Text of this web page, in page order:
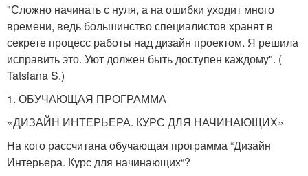
"Сложно начинать с нуля, а на ошибки уходит много
времени, ведь большинство специалистов хранят в
секрете процесс работы над дизайн проектом. Я решила
исправить это. Уют должен быть доступен каждому". (
Tatsiana S.)
1. ОБУЧАЮЩАЯ ПРОГРАММА
«ДИЗАЙН ИНТЕРЬЕРА. КУРС ДЛЯ НАЧИНАЮЩИХ»
На кого рассчитана обучающая программа “Дизайн
Интерьера. Курс для начинающих“?